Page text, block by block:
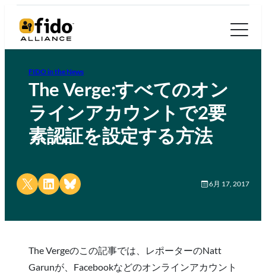
FIDO in the News
The Verge:すべてのオン
ラインアカウントで2要
素認証を設定する方法
Share on X Share on LinkedIn
Share on Bluesky 6月 17, 2017
The Vergeのこの記事では、レポーターのNatt
Garunが、Facebookなどのオンラインアカウント